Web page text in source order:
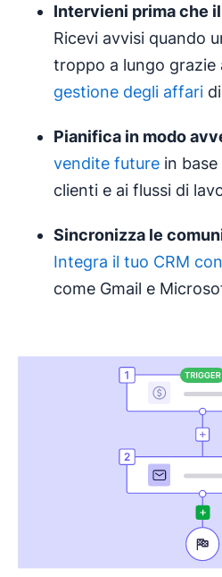
Intervieni prima che
Ricevi avvisi quando
troppo a lungo grazie
gestione degli affari
Pianifica in modo
vendite future in
clienti e ai flussi di
Sincronizza le
Integra il tuo CRM
come Gmail e